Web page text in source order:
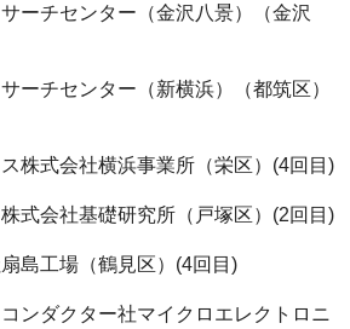
ーチセンター（金沢八景）（金沢
ーチセンター（新横浜）（都筑区）
株式会社横浜事業所（栄区）(4回目)
式会社基礎研究所（戸塚区）(2回目)
島工場（鶴見区）(4回目)
ンダクター社マイクロエレクトロニ